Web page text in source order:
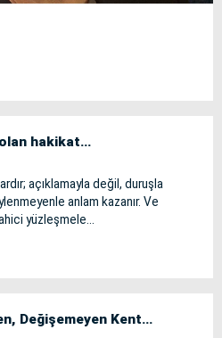
hakikat…
açıklamayla değil, duruşla
anlam kazanır. Ve
yüzleşmele...
Değişemeyen Kent…